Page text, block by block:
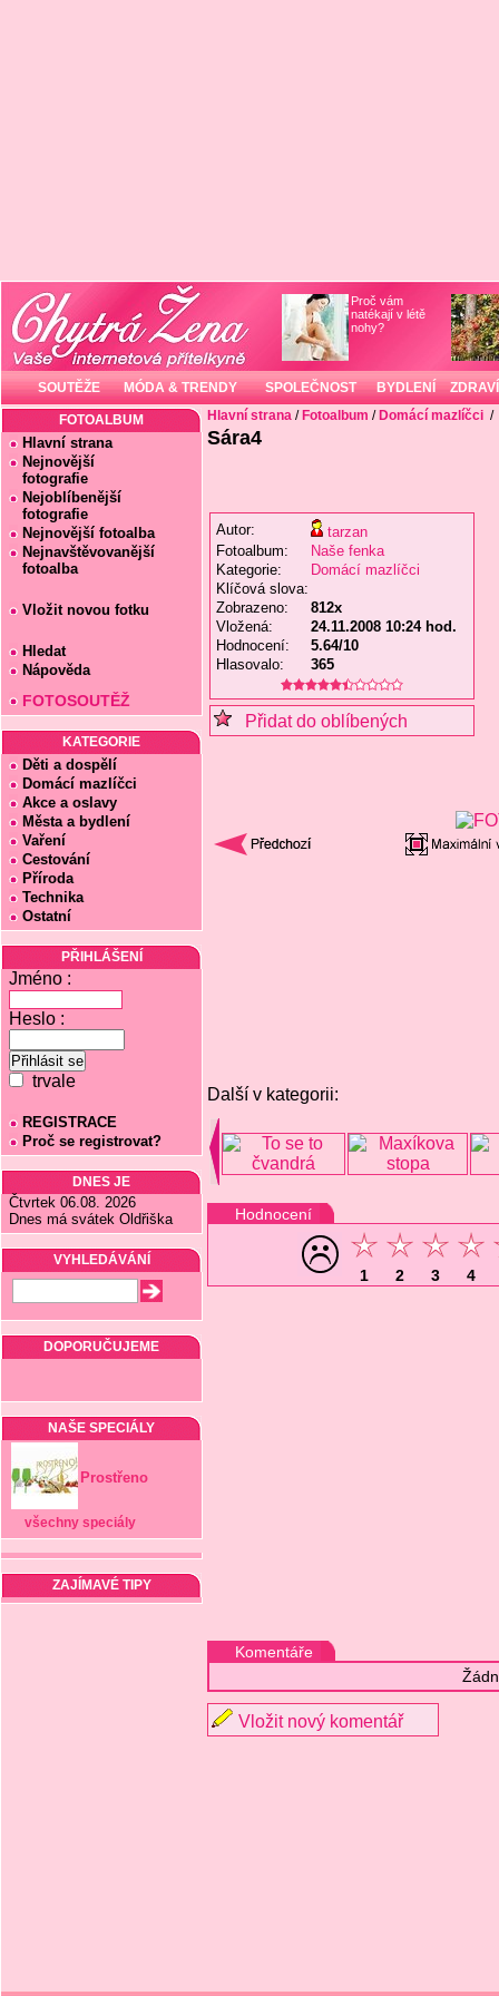
Proč vám
natékají v létě
nohy?
SOUTĚŽE MÓDA & TRENDY SPOLEČNOST BYDLENÍ ZDRAVÍ
FOTOALBUM
Hlavní strana
Nejnovější
fotografie
Nejoblíbenější
fotografie
Nejnovější fotoalba
Nejnavštěvovanější
fotoalba
Vložit novou fotku
Hledat
Nápověda
FOTOSOUTĚŽ
KATEGORIE
Děti a dospělí
Domácí mazlíčci
Akce a oslavy
Města a bydlení
Vaření
Cestování
Příroda
Technika
Ostatní
PŘIHLÁŠENÍ
Jméno :
Heslo :
trvale
REGISTRACE
Proč se registrovat?
DNES JE
Čtvrtek 06.08. 2026
Dnes má svátek Oldřiška
VYHLEDÁVÁNÍ
DOPORUČUJEME
NAŠE SPECIÁLY
Prostřeno
všechny speciály
ZAJÍMAVÉ TIPY
Hlavní strana / Fotoalbum / Domácí mazlíčci /
Sára4
Autor:
tarzan
Fotoalbum:
Naše fenka
Kategorie:
Domácí mazlíčci
Klíčová slova:
Zobrazeno:
812x
Vložená:
24.11.2008 10:24 hod.
Hodnocení:
5.64/10
Hlasovalo:
365
Přidat do oblíbených
Další v kategorii:
Hodnocení
1 2 3 4
Komentáře
Vložit nový komentář